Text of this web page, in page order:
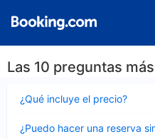
Las 10 preguntas
¿Qué incluye el precio?
cerrado
¿Puedo hacer una reserva
cerrado